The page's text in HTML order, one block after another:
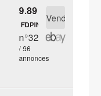
9.89 €
FDPIN
n°32
/ 96
annonces